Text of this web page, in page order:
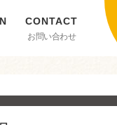
お問い合わせ